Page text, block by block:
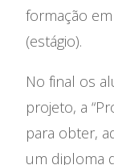
formação
(estágio).
No final os
projeto, a
para obter,
um diploma